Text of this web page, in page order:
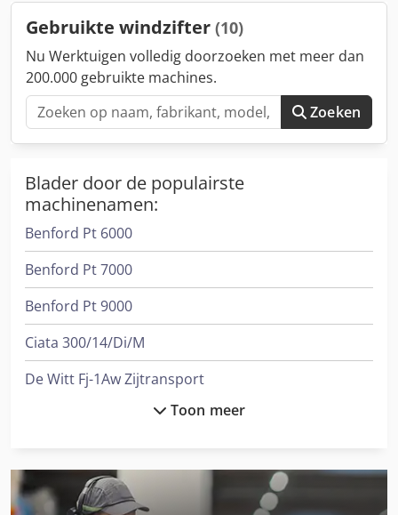
Gebruikte windzifter (10)
Nu Werktuigen volledig doorzoeken met meer dan
200.000 gebruikte machines.
Zoeken
Blader door de populairste
machinenamen:
Benford Pt 6000
Benford Pt 7000
Benford Pt 9000
Ciata 300/14/Di/M
De Witt Fj-1Aw Zijtransport
International 3688
Toon meer